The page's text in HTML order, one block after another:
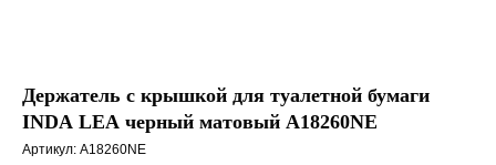
Держатель с крышкой для туалетной бумаги
INDA LEA черный матовый A18260NE
Артикул: A18260NE